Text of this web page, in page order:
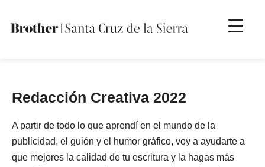
Redacción Creativa 2022
A partir de todo lo que aprendí en el mundo de la
publicidad, el guión y el humor gráfico, voy a ayudarte a
que mejores la calidad de tu escritura y la hagas más